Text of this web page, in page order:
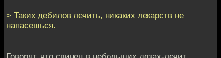
> Таких дебилов лечить, никаких лекарств не
напасешься.
Говорят, что свинец в небольших дозах-лечит.